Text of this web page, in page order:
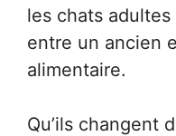
les chats
entre un ancien
alimentaire.
Qu’ils changent